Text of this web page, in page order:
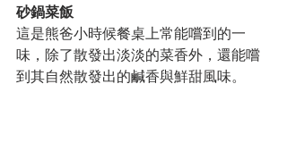
砂鍋菜飯
這是熊爸小時候餐桌上常能嚐到的一
味，除了散發出淡淡的菜香外，還能嚐
到其自然散發出的鹹香與鮮甜風味。